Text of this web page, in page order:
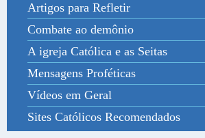
Artigos para Refletir
Combate ao demônio
A igreja Católica e as Seitas
Mensagens Proféticas
Vídeos em Geral
Sites Católicos Recomendados